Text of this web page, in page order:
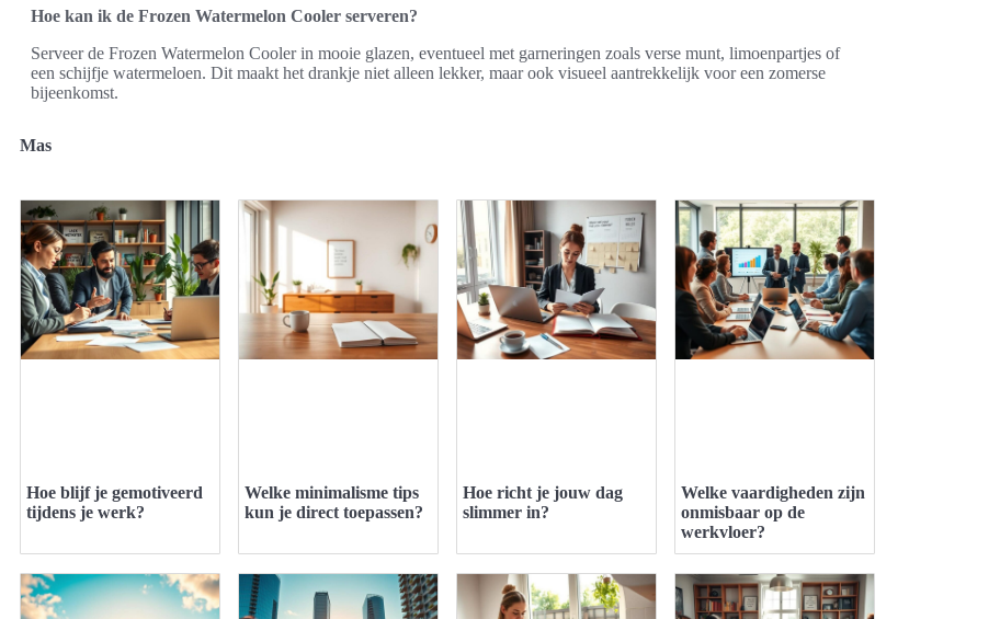
Hoe kan ik de Frozen Watermelon Cooler serveren?
Serveer de Frozen Watermelon Cooler in mooie glazen, eventueel met garneringen zoals verse munt, limoenpartjes of
een schijfje watermeloen. Dit maakt het drankje niet alleen lekker, maar ook visueel aantrekkelijk voor een zomerse
bijeenkomst.
Mas
Hoe blijf je gemotiveerd
tijdens je werk?
Welke minimalisme tips
kun je direct toepassen?
Hoe richt je jouw dag
slimmer in?
Welke vaardigheden zijn
onmisbaar op de
werkvloer?